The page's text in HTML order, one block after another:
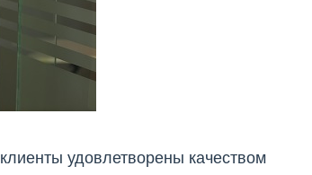
удовлетворены качеством